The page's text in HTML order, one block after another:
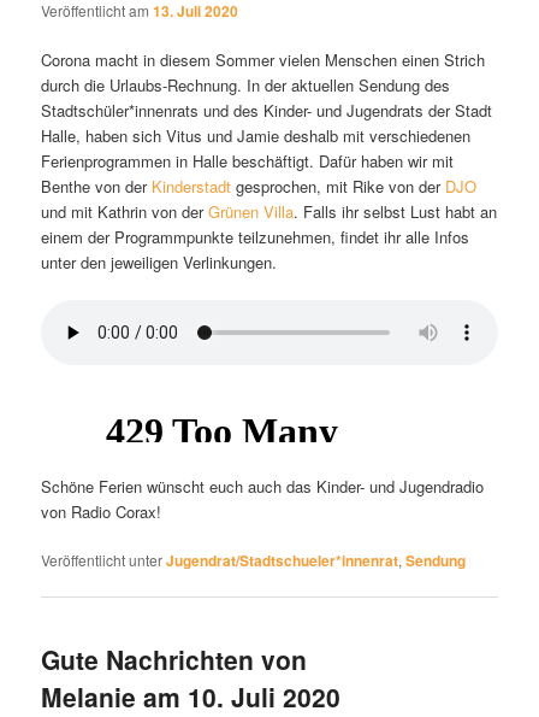
Veröffentlicht am13. Juli 2020
Corona macht in diesem Sommer vielen Menschen einen Strich
durch die Urlaubs-Rechnung. In der aktuellen Sendung des
Stadtschüler*innenrats und des Kinder- und Jugendrats der Stadt
Halle, haben sich Vitus und Jamie deshalb mit verschiedenen
Ferienprogrammen in Halle beschäftigt. Dafür haben wir mit
Benthe von der Kinderstadt gesprochen, mit Rike von derDJO
und mit Kathrin von derGrünen Villa. Falls ihr selbst Lust habt an
einem der Programmpunkte teilzunehmen, findet ihr alle Infos
unter den jeweiligen Verlinkungen.
Schöne Ferien wünscht euch auch das Kinder- und Jugendradio
von Radio Corax!
Veröffentlicht unterJugendrat/Stadtschueler*innenrat,Sendung
Gute Nachrichten von
Melanie am 10. Juli 2020